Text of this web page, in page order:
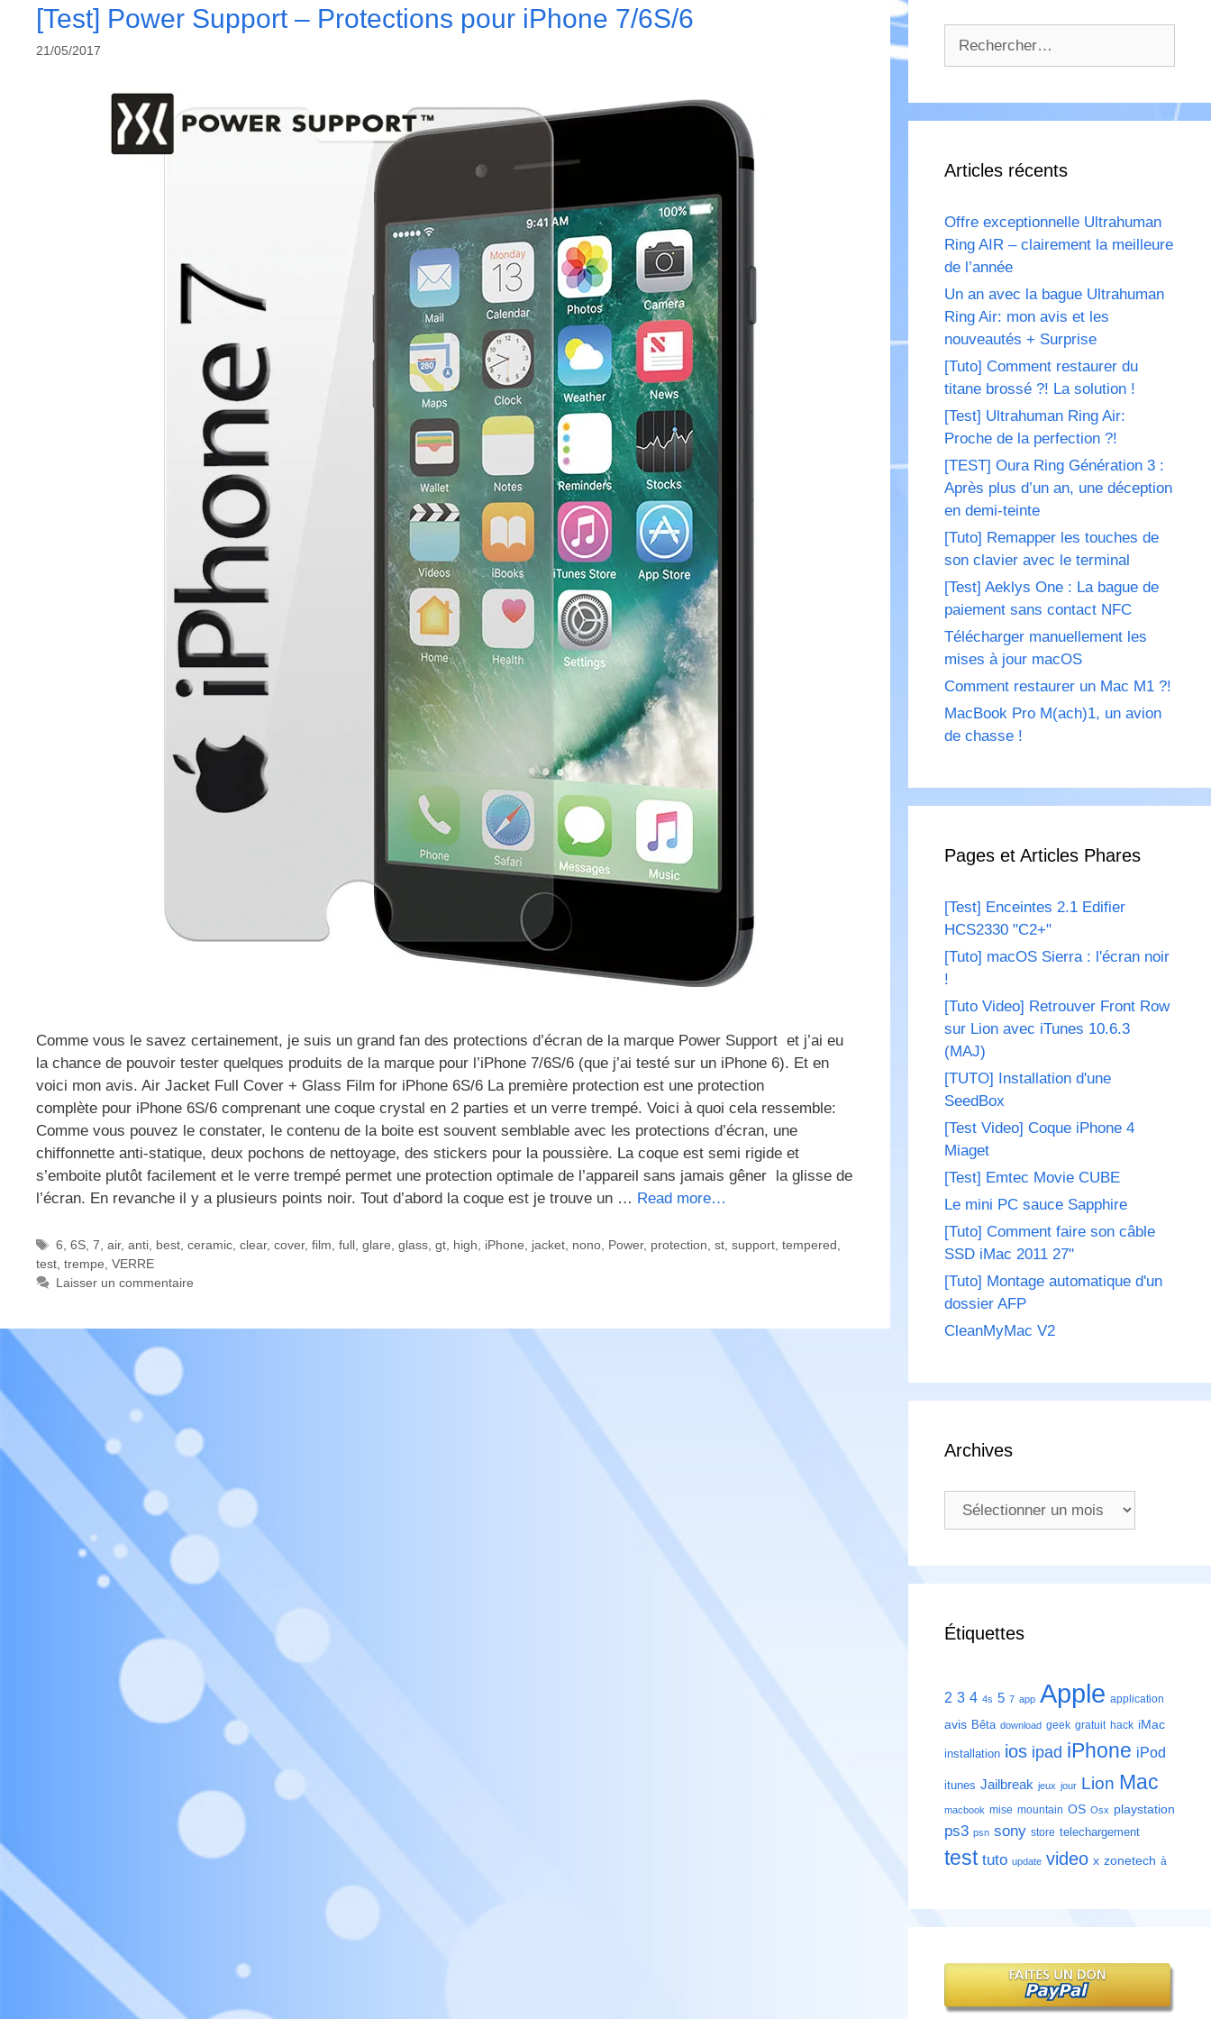
[Test] Power Support – Protections pour iPhone 7/6S/6
21/05/2017
Comme vous le savez certainement, je suis un grand fan des protections d’écran de la marque Power Support et j’ai eu
la chance de pouvoir tester quelques produits de la marque pour l’iPhone 7/6S/6 (que j’ai testé sur un iPhone 6). Et en
voici mon avis. Air Jacket Full Cover + Glass Film for iPhone 6S/6 La première protection est une protection
complète pour iPhone 6S/6 comprenant une coque crystal en 2 parties et un verre trempé. Voici à quoi cela ressemble:
Comme vous pouvez le constater, le contenu de la boite est souvent semblable avec les protections d’écran, une
chiffonnette anti-statique, deux pochons de nettoyage, des stickers pour la poussière. La coque est semi rigide et
s’emboite plutôt facilement et le verre trempé permet une protection optimale de l’appareil sans jamais gêner la glisse de
l’écran. En revanche il y a plusieurs points noir. Tout d’abord la coque est je trouve un … Read more…
Étiquettes
6, 6S, 7, air, anti, best, ceramic, clear, cover, film, full, glare, glass, gt, high, iPhone, jacket, nono, Power, protection, st, support, tempered,
test, trempe, VERRE
Laisser un commentaire
Articles récents
Offre exceptionnelle Ultrahuman
Ring AIR – clairement la meilleure
de l’année
Un an avec la bague Ultrahuman
Ring Air: mon avis et les
nouveautés + Surprise
[Tuto] Comment restaurer du
titane brossé ?! La solution !
[Test] Ultrahuman Ring Air:
Proche de la perfection ?!
[TEST] Oura Ring Génération 3 :
Après plus d’un an, une déception
en demi-teinte
[Tuto] Remapper les touches de
son clavier avec le terminal
[Test] Aeklys One : La bague de
paiement sans contact NFC
Télécharger manuellement les
mises à jour macOS
Comment restaurer un Mac M1 ?!
MacBook Pro M(ach)1, un avion
de chasse !
Pages et Articles Phares
[Test] Enceintes 2.1 Edifier
HCS2330 "C2+"
[Tuto] macOS Sierra : l'écran noir
!
[Tuto Video] Retrouver Front Row
sur Lion avec iTunes 10.6.3
(MAJ)
[TUTO] Installation d'une
SeedBox
[Test Video] Coque iPhone 4
Miaget
[Test] Emtec Movie CUBE
Le mini PC sauce Sapphire
[Tuto] Comment faire son câble
SSD iMac 2011 27"
[Tuto] Montage automatique d'un
dossier AFP
CleanMyMac V2
Archives
Archives
Étiquettes
2 3 4 4s 5 7 app Apple application
avis Bêta download geek gratuit hack iMac
installation ios ipad iPhone iPod
itunes Jailbreak jeux jour Lion Mac
macbook mise mountain OS Osx playstation
ps3 psn sony store telechargement
test tuto update video x zonetech à